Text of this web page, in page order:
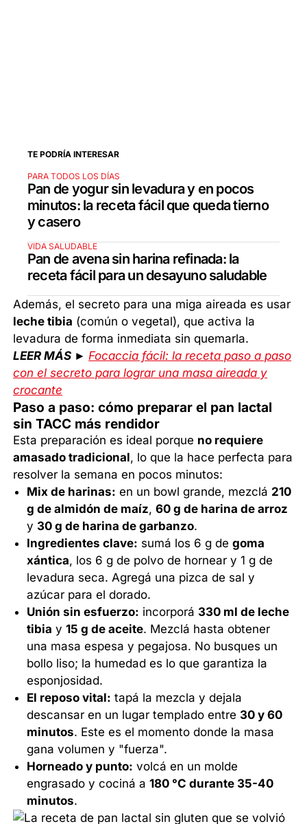
TE PODRÍA INTERESAR
PARA TODOS LOS DÍAS
Pan de yogur sin levadura y en pocos
minutos: la receta fácil que queda tierno
y casero
VIDA SALUDABLE
Pan de avena sin harina refinada: la
receta fácil para un desayuno saludable
Además, el secreto para una miga aireada es usar
leche tibia (común o vegetal), que activa la
levadura de forma inmediata sin quemarla.
LEER MÁS ►Focaccia fácil: la receta paso a paso
con el secreto para lograr una masa aireada y
crocante
Paso a paso: cómo preparar el pan lactal
sin TACC más rendidor
Esta preparación es ideal porque no requiere
amasado tradicional, lo que la hace perfecta para
resolver la semana en pocos minutos:
Mix de harinas: en un bowl grande, mezclá 210
g de almidón de maíz,60 g de harina de arroz
y 30 g de harina de garbanzo.
Ingredientes clave: sumá los 6 g degoma
xántica, los 6 g de polvo de hornear y 1 g de
levadura seca. Agregá una pizca de sal y
azúcar para el dorado.
Unión sin esfuerzo: incorporá 330 ml de leche
tibia y15 g de aceite. Mezclá hasta obtener
una masa espesa y pegajosa. No busques un
bollo liso; la humedad es lo que garantiza la
esponjosidad.
El reposo vital: tapá la mezcla y dejala
descansar en un lugar templado entre 30 y 60
minutos. Este es el momento donde la masa
gana volumen y "fuerza".
Horneado y punto: volcá en un molde
engrasado y cociná a180 °C durante 35-40
minutos.